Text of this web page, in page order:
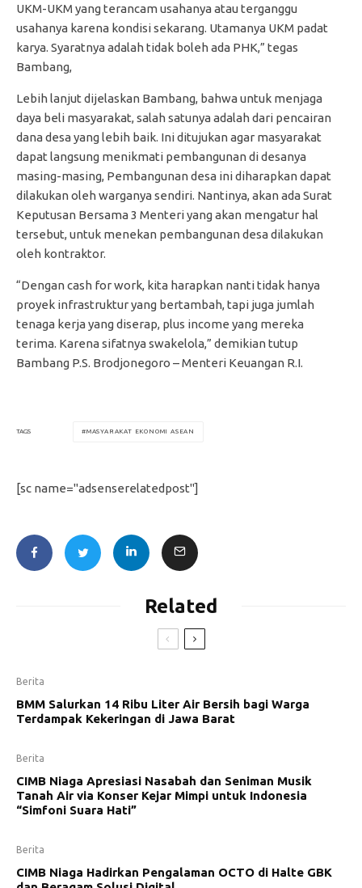
UKM-UKM yang terancam usahanya atau terganggu
usahanya karena kondisi sekarang. Utamanya UKM padat
karya. Syaratnya adalah tidak boleh ada PHK,” tegas
Bambang,
Lebih lanjut dijelaskan Bambang, bahwa untuk menjaga
daya beli masyarakat, salah satunya adalah dari pencairan
dana desa yang lebih baik. Ini ditujukan agar masyarakat
dapat langsung menikmati pembangunan di desanya
masing-masing, Pembangunan desa ini diharapkan dapat
dilakukan oleh warganya sendiri. Nantinya, akan ada Surat
Keputusan Bersama 3 Menteri yang akan mengatur hal
tersebut, untuk menekan pembangunan desa dilakukan
oleh kontraktor.
“Dengan cash for work, kita harapkan nanti tidak hanya
proyek infrastruktur yang bertambah, tapi juga jumlah
tenaga kerja yang diserap, plus income yang mereka
terima. Karena sifatnya swakelola,” demikian tutup
Bambang P.S. Brodjonegoro – Menteri Keuangan R.I.
TAGS MASYARAKAT EKONOMI ASEAN
[sc name="adsenserelatedpost"]
Related
Berita
BMM Salurkan 14 Ribu Liter Air Bersih bagi Warga
Terdampak Kekeringan di Jawa Barat
Berita
CIMB Niaga Apresiasi Nasabah dan Seniman Musik
Tanah Air via Konser Kejar Mimpi untuk Indonesia
“Simfoni Suara Hati”
Berita
CIMB Niaga Hadirkan Pengalaman OCTO di Halte GBK